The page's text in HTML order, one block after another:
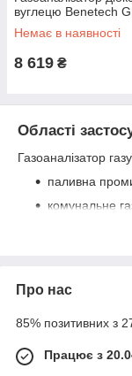
вуглецю Benetech
Немає в наявності
8 619 ₴
Області
Газоаналізатор
паливна
комунальне
поставки
Основна галузь
Там прилади є
Про нас
85% позитивних з 27
Працює з